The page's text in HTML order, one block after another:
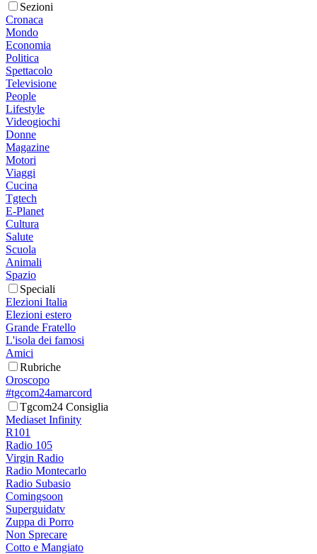
Sezioni
Cronaca
Mondo
Economia
Politica
Spettacolo
Televisione
People
Lifestyle
Videogiochi
Donne
Magazine
Motori
Viaggi
Cucina
Tgtech
E-Planet
Cultura
Salute
Scuola
Animali
Spazio
Speciali
Elezioni Italia
Elezioni estero
Grande Fratello
L'isola dei famosi
Amici
Rubriche
Oroscopo
#tgcom24amarcord
Tgcom24 Consiglia
Mediaset Infinity
R101
Radio 105
Virgin Radio
Radio Montecarlo
Radio Subasio
Comingsoon
Superguidatv
Zuppa di Porro
Non Sprecare
Cotto e Mangiato